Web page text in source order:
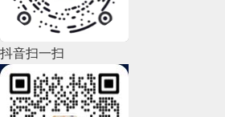
抖音扫一扫